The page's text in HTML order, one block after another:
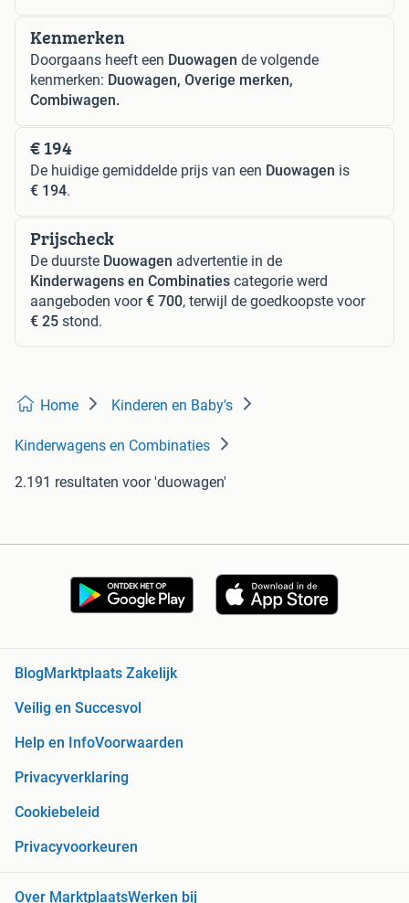
Kenmerken
Doorgaans heeft een Duowagen de volgende
kenmerken: Duowagen, Overige merken,
Combiwagen.
€ 194
De huidige gemiddelde prijs van een Duowagen is
€ 194.
Prijscheck
De duurste Duowagen advertentie in de
Kinderwagens en Combinaties categorie werd
aangeboden voor€ 700, terwijl de goedkoopste voor
€ 25 stond.
Home Kinderen en Baby's
Kinderwagens en Combinaties
2.191 resultaten voor 'duowagen'
Blog Marktplaats Zakelijk
Veilig en Succesvol
Help en InfoVoorwaarden
Privacyverklaring
Cookiebeleid
Privacyvoorkeuren
Over MarktplaatsWerken bij